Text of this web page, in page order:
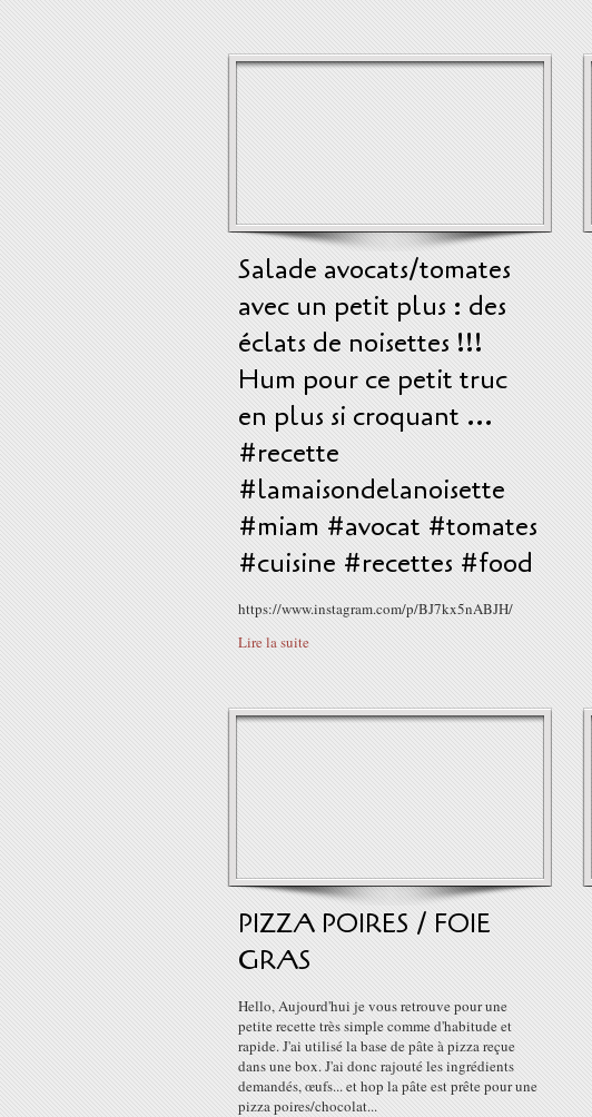
Salade avocats/tomates
avec un petit plus : des
éclats de noisettes !!!
Hum pour ce petit truc
en plus si croquant ...
#recette
#lamaisondelanoisette
#miam #avocat #tomates
#cuisine #recettes #food
https://www.instagram.com/p/BJ7kx5nABJH/
Lire la suite
PIZZA POIRES / FOIE
GRAS
Hello, Aujourd'hui je vous retrouve pour une
petite recette très simple comme d'habitude et
rapide. J'ai utilisé la base de pâte à pizza reçue
dans une box. J'ai donc rajouté les ingrédients
demandés, œufs... et hop la pâte est prête pour une
pizza poires/chocolat...